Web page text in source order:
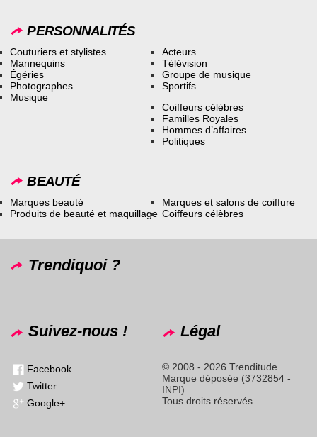
PERSONNALITÉS
Couturiers et stylistes
Mannequins
Égéries
Photographes
Musique
Acteurs
Télévision
Groupe de musique
Sportifs
Coiffeurs célèbres
Familles Royales
Hommes d’affaires
Politiques
BEAUTÉ
Marques beauté
Produits de beauté et maquillage
Marques et salons de coiffure
Coiffeurs célèbres
Trendiquoi ?
Suivez-nous !
Facebook
Twitter
Google+
Légal
© 2008 - 2026 Trenditude
Marque déposée (3732854 -
INPI)
Tous droits réservés